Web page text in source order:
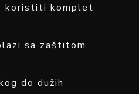
koristiti komplet
sa zaštitom
do dužih